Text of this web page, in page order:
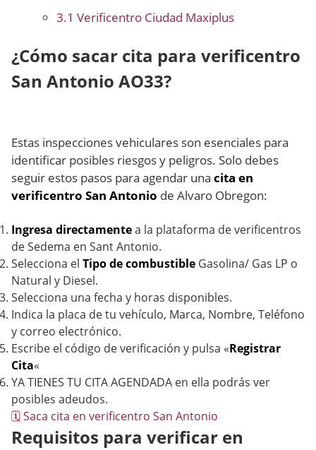
3.1 Verificentro Ciudad Maxiplus
¿Cómo sacar cita para verificentro
San Antonio AO33?
Estas inspecciones vehiculares son esenciales para
identificar posibles riesgos y peligros. Solo debes
seguir estos pasos para agendar una cita en
verificentro San Antonio de Alvaro Obregon:
Ingresa directamentea la plataforma de verificentros
de Sedema en Sant Antonio.
Selecciona el Tipo de combustible Gasolina/ Gas LP o
Natural y Diesel.
Selecciona una fecha y horas disponibles.
Indica la placa de tu vehículo, Marca, Nombre, Teléfono
y correo electrónico.
Escribe el código de verificación y pulsa «Registrar
Cita«
YA TIENES TU CITA AGENDADA en ella podrás ver
posibles adeudos.
🗓️ Saca cita en verificentro San Antonio
Requisitos para verificar en